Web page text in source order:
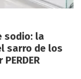
sodio: la
sarro de los